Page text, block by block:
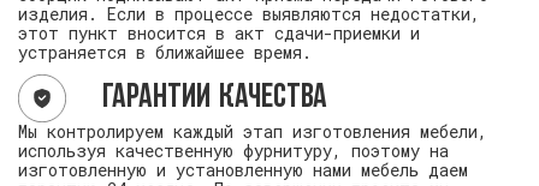
изделия. Если в процессе выявляются недостатки,
этот пункт вносится в акт сдачи-приемки и
устраняется в ближайшее время.
Гарантии качества
Мы контролируем каждый этап изготовления мебели,
используя качественную фурнитуру, поэтому на
изготовленную и установленную нами мебель даем